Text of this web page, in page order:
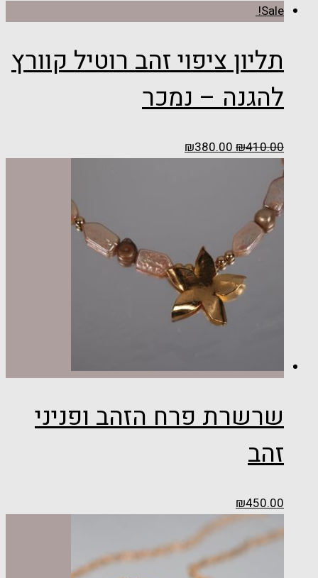
Sale!
תליון ציפוי זהב רוטיל קוורץ
להגנה – נמכר
₪410.00
₪380.00
שרשרת פרח הזהב ופניני
זהב
₪450.00